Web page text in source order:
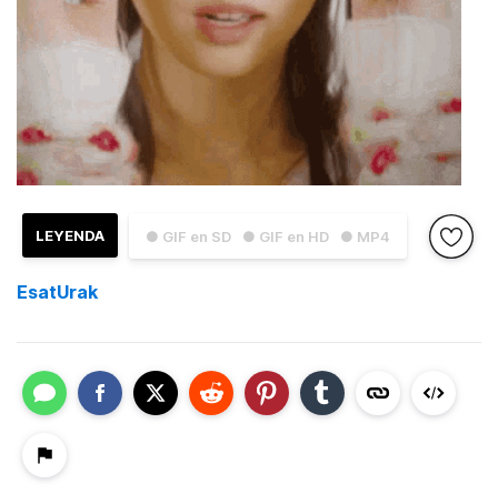
● GIF en SD ● GIF en HD ● MP4
LEYENDA
EsatUrak